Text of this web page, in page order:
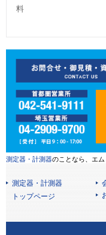
料
測定器・計測器のことなら、エム
測定器・計測器
トップページ